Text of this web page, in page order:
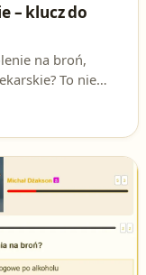
– klucz do
na broń,
To nie
W tym
to badanie i
swoją
już dziś!